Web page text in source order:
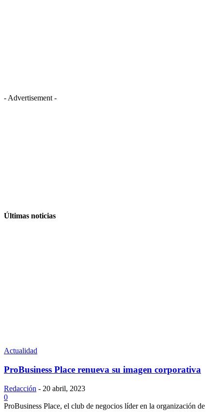
- Advertisement -
Últimas noticias
Actualidad
ProBusiness Place renueva su imagen corporativa
Redacción - 20 abril, 2023
0
ProBusiness Place, el club de negocios líder en la organización de